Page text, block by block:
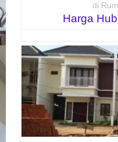
di
Harga